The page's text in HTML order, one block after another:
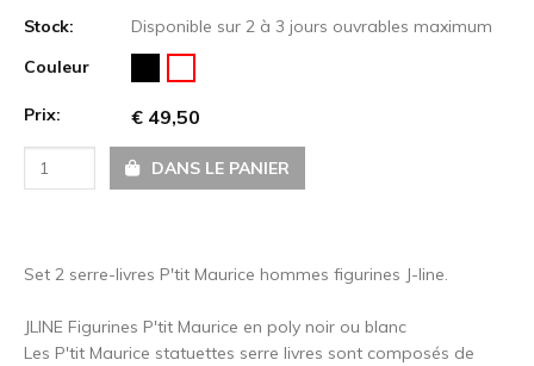
Stock:
Disponible sur 2 à 3 jours ouvrables maximum
Couleur
Prix: € 49,50
DANS LE PANIER
Set 2 serre-livres P'tit Maurice hommes figurines J-line.
JLINE Figurines P'tit Maurice en poly noir ou blanc
Les P'tit Maurice statuettes serre livres sont composés de